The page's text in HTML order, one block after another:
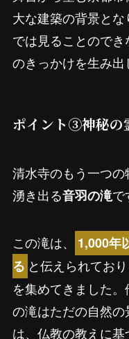
大な建築の背景と
では見ることので
のきっかけを生み出
ポイント③神秘の
清水寺のもう一つ
湧き出る音羽の滝で
この滝は、
1,000年
る と伝えられてお
を集めてきました
の滝はただの自然
は、仏教の教えに